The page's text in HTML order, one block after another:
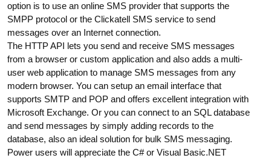
option is to use an online SMS provider that supports the
SMPP protocol or the Clickatell SMS service to send
messages over an Internet connection.
The HTTP API lets you send and receive SMS messages
from a browser or custom application and also adds a multi-
user web application to manage SMS messages from any
modern browser. You can setup an email interface that
supports SMTP and POP and offers excellent integration with
Microsoft Exchange. Or you can connect to an SQL database
and send messages by simply adding records to the
database, also an ideal solution for bulk SMS messaging.
Power users will appreciate the C# or Visual Basic.NET